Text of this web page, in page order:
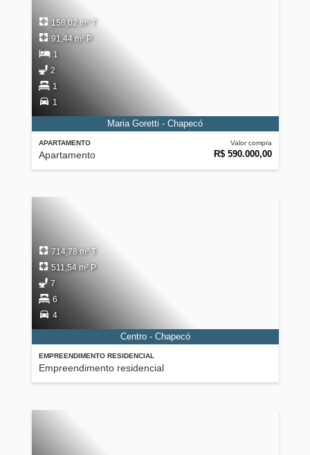
APARTAMENTO
Apartamento
Valor compra
R$ 590.000,00
158,02 m² T
91,44 m² P
1
2
1
1
Maria Goretti - Chapecó
EMPREENDIMENTO RESIDENCIAL
Empreendimento residencial
714,78 m² T
511,54 m² P
7
6
4
Centro - Chapecó